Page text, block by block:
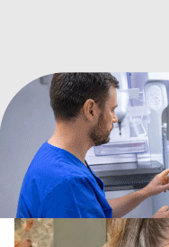
Amigas
Jésica Cirio tras
dio asco”